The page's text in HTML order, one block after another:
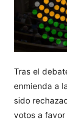
Tras el
enmienda a
sido
votos a